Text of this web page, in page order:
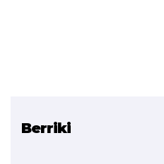
Berriki